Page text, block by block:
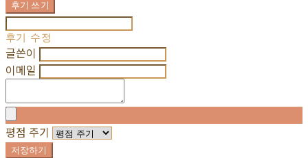
후기 쓰기
후기 수정
글쓴이
이메일
평점 주기
저장하기